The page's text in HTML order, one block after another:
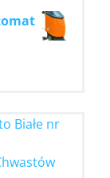
Białe nr